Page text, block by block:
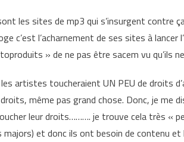
les sites de mp3 qui s’insurgent contre
c’est l’acharnement de ses sites à lancer
» de ne pas être sacem vu qu’ils
artistes toucheraient UN PEU de droits
même pas grand chose. Donc, je me
leur droits………. je trouve cela très «
et donc ils ont besoin de contenu